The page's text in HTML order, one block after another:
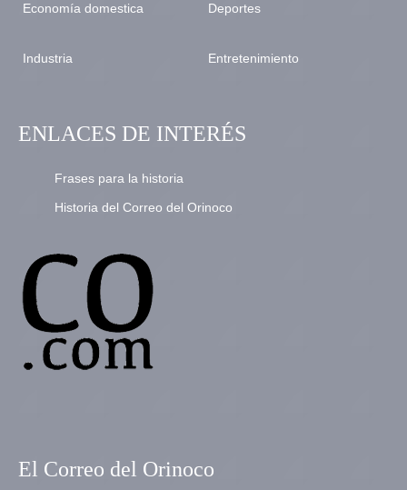
Economía domestica
Industria
Deportes
Entretenimiento
ENLACES DE INTERÉS
Frases para la historia
Historia del Correo del Orinoco
El Correo del Orinoco